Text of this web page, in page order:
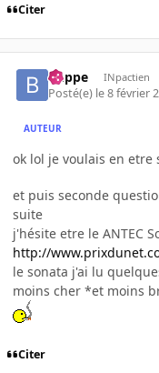
Citer
buppe INpactien
Posté(e) le 8 février
AUTEUR
ok lol je voulais en etre
et puis seconde
suite
j'hésite etre le ANTEC
http://
le sonata j'ai lu
moins cher *et moins
Citer